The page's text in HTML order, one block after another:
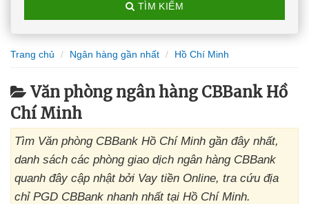
TÌM KIẾM
Trang chủ Ngân hàng gần nhất Hồ Chí Minh
Văn phòng ngân hàng CBBank Hồ
Chí Minh
Tìm Văn phòng CBBank Hồ Chí Minh gần đây nhất,
danh sách các phòng giao dịch ngân hàng CBBank
quanh đây cập nhật bởi Vay tiền Online, tra cứu địa
chỉ PGD CBBank nhanh nhất tại Hồ Chí Minh.